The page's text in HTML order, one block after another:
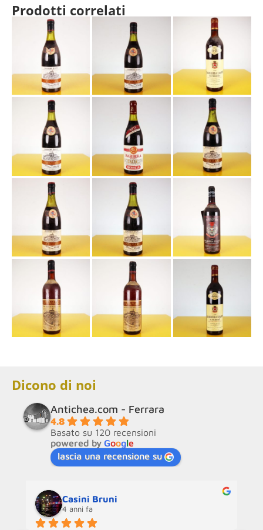
Prodotti correlati
Dicono di noi
Antichea.com - Ferrara
4.8
Basato su 120 recensioni
powered by Google
lascia una recensione su
Casini Bruni
4 anni fa